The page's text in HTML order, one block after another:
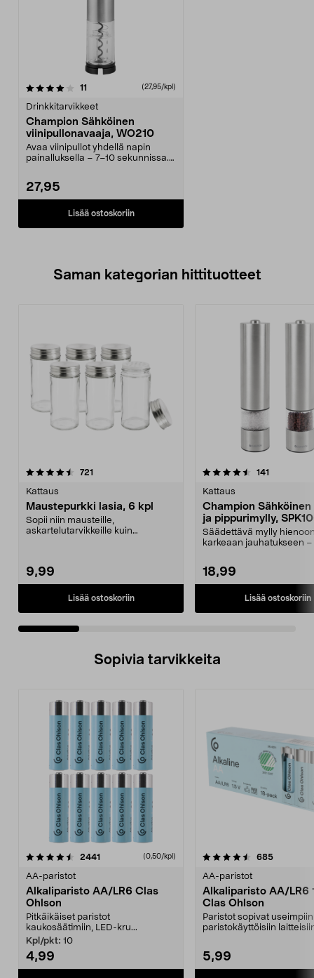
11 (27,95/kpl)
Drinkkitarvikkeet
Champion Sähköinen
viinipullonavaaja, WO210
Avaa viinipullot yhdellä napin
painalluksella – 7–10 sekunnissa.
27,95
Lisää ostoskoriin
Saman kategorian hittituotteet
721
Kattaus
Maustepurkki lasia, 6 kpl
Sopii niin mausteille,
askartelutarvikkeille kuin
9,99
Lisää ostoskoriin
4.5 viidestä
141
Kattaus
Champion
ja pippurimylly,
Säädettävä mylly
karkeaan jauhatukseen
18,99
Lisää ostoskoriin
0.0 viidestä
Sopivia tarvikkeita
2441 (0,50/kpl)
AA-paristot
Alkaliparisto AA/LR6 Clas
Ohlson
Pitkäikäiset paristot
kaukosäätimiin, LED-kru...
Kpl/pkt: 10
4,99
4.5viidestä
685arvostelut
AA-paristot
Alkaliparisto AA/LR6
Clas Ohlson
Paristot sopivat useimpiin
paristokäyttöisiin
5,99
4.5viidestä